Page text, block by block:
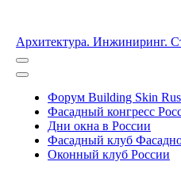
Архитектура. Инжиниринг.
Форум Building Skin
Фасадный конгресс
Дни окна в России
Фасадный клуб
Оконный клуб России